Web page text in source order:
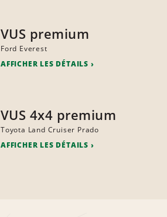
VUS premium
Ford Everest
AFFICHER LES DÉTAILS
VUS 4x4 premium
Toyota Land Cruiser Prado
AFFICHER LES DÉTAILS